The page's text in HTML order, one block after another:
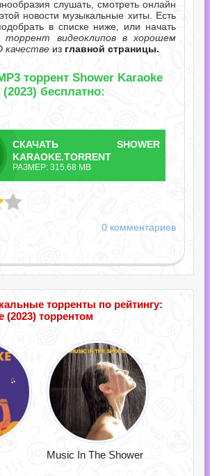
слушать, смотреть онлайн
новости музыкальные хиты. Есть
в списке ниже, или начать
торрент видеоклипов в хорошем
качестве из главной страницы.
торрент Shower Karaoke
(2023) бесплатно:
СКАЧАТЬ
SHOWER
KARAOKE.TORRENT
РАЗМЕР: 315.68 MB
0 комментариев
торренты по рейтингу:
(2023) торрентом
Music In The Shower